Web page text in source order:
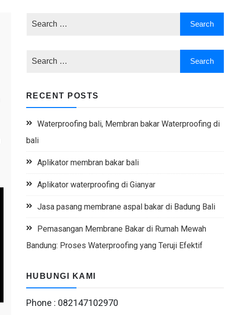
RECENT POSTS
Waterproofing bali, Membran bakar Waterproofing di
bali
Aplikator membran bakar bali
Aplikator waterproofing di Gianyar
Jasa pasang membrane aspal bakar di Badung Bali
Pemasangan Membrane Bakar di Rumah Mewah
Bandung: Proses Waterproofing yang Teruji Efektif
HUBUNGI KAMI
Phone : 082147102970